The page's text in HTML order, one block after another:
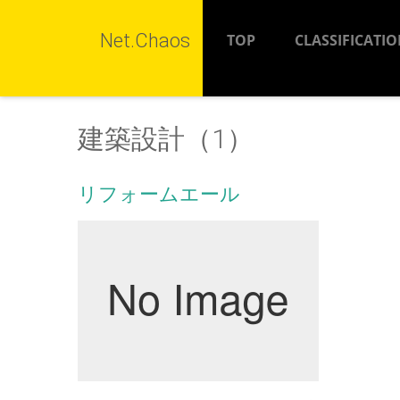
Net.Chaos TOP
建築設計（1）
リフォームエール